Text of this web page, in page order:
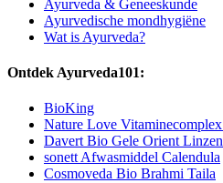
Ayurveda & Geneeskunde
Ayurvedische mondhygiëne
Wat is Ayurveda?
Ontdek Ayurveda101:
BioKing
Nature Love
Davert Bio Gele Orient Linzen
sonett Afwasmiddel Calendula
Cosmoveda Bio Brahmi Taila